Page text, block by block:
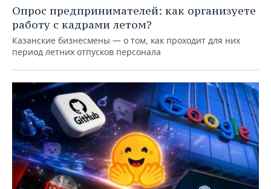
Опрос предпринимателей: как организуете
работу с кадрами летом?
Казанские бизнесмены — о том, как проходит для них
период летних отпусков персонала